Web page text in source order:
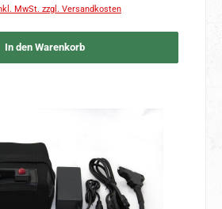
MwSt. zzgl. Versandkosten
In den Warenkorb